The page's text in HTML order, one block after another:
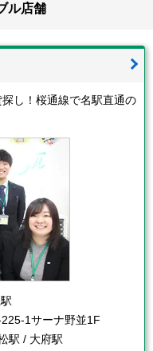
ル店舗
し！桜通線で名駅直通の
1サーナ野並1F
駅 / 大府駅